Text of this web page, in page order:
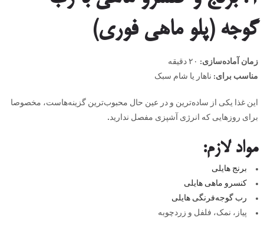
گوجه (پلو ماهی فوری)
زمان آماده‌سازی:
مناسب برای: ناهار یا شام سبک
این غذا یکی از ساده‌ترین و در عین حال محبوب‌ترین گزینه‌هاست، مخصوصا
برای روزهایی که انرژی آشپزی مفصل ندارید.
مواد لازم:
برنج هایلی
کنسرو ماهی هایلی
رب گوجه‌فرنگی هایلی
پیاز، نمک، فلفل و زردچوبه